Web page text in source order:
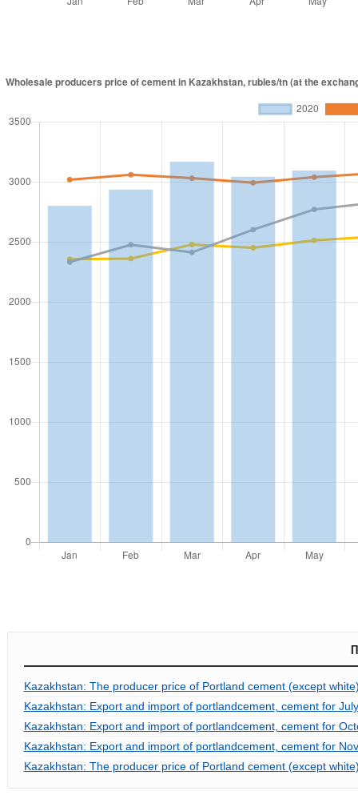
Kazakhstan: The producer price of Portland cement (except
Kazakhstan: Export and import of portlandcement, cement for
Kazakhstan: Export and import of portlandcement, cement for
Kazakhstan: Export and import of portlandcement, cement for
Kazakhstan: The producer price of Portland cement (except